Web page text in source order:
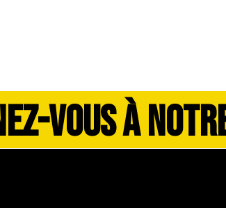
VOUS À